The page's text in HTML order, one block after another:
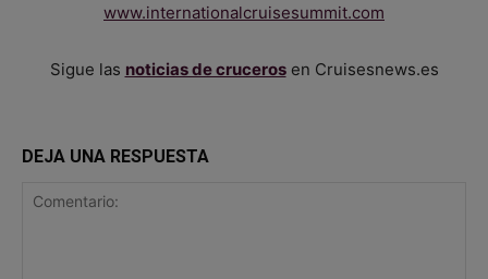
www.internationalcruisesummit.com
Sigue las noticias de crucerosen Cruisesnews.es
DEJA UNA RESPUESTA